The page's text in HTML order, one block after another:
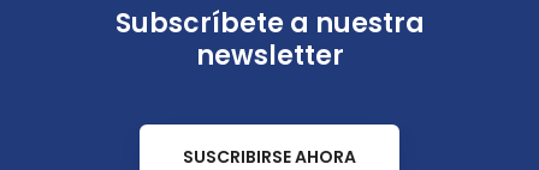
Subscríbete a nuestra
newsletter
SUSCRIBIRSE AHORA